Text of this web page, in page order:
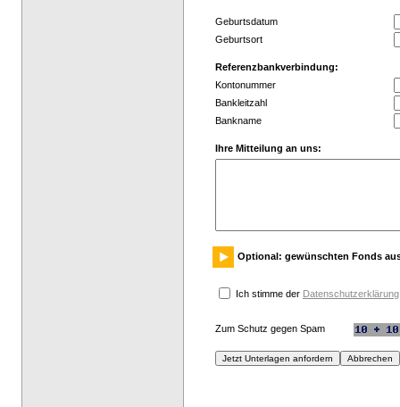
Geburtsdatum
Geburtsort
Referenzbankverbindung:
Kontonummer
Bankleitzahl
Bankname
Ihre Mitteilung an uns:
Optional: gewünschten Fonds
Ich stimme der Datenschutzerklärung
Zum Schutz gegen Spam